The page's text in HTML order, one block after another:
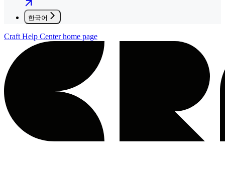
한국어
Craft Help Centerhome page